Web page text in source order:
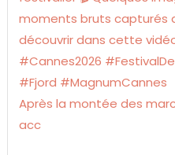
Après la montée des
acc